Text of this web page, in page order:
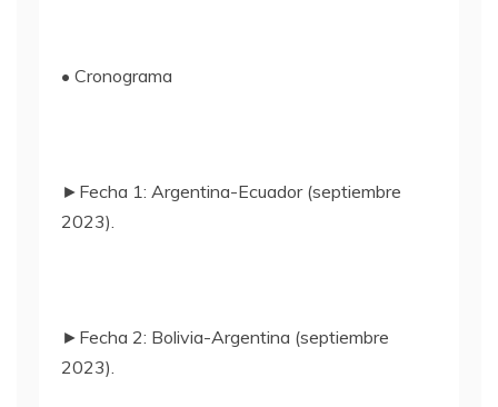
• Cronograma
►Fecha 1: Argentina-Ecuador (septiembre
2023).
►Fecha 2: Bolivia-Argentina (septiembre
2023).